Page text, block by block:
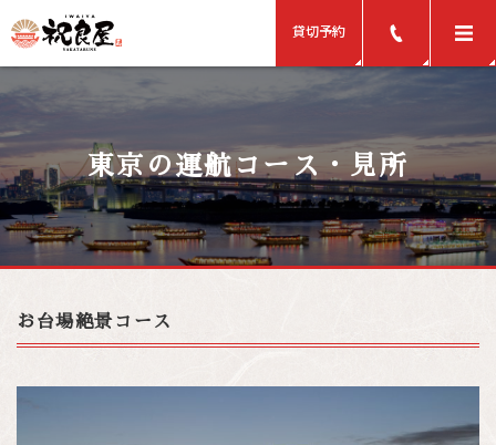
貸切予約
東京の運航コース・見所
お台場絶景コース